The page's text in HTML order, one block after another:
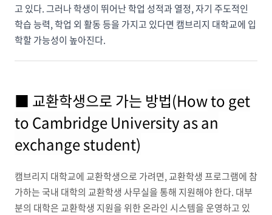
고 있다. 그러나 학생이 뛰어난 학업 성적과 열정, 자기 주도적인
학습 능력, 학업 외 활동 등을 가지고 있다면 캠브리지 대학교에 입
학할 가능성이 높아진다.
■ 교환학생으로 가는 방법(Howto get
to Cambridge University as an
exchange student)
캠브리지 대학교에 교환학생으로 가려면, 교환학생 프로그램에 참
가하는 국내 대학의 교환학생 사무실을 통해 지원해야 한다. 대부
분의 대학은 교환학생 지원을 위한 온라인 시스템을 운영하고 있